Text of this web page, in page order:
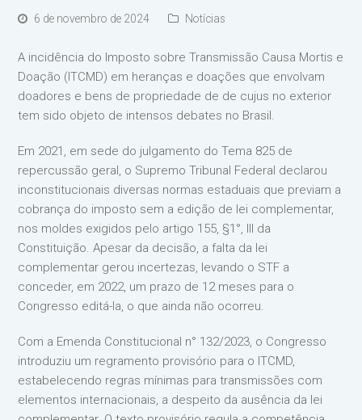
6 de novembro de 2024 Notícias
A incidência do Imposto sobre Transmissão Causa Mortis e
Doação (ITCMD) em heranças e doações que envolvam
doadores e bens de propriedade de de cujus no exterior
tem sido objeto de intensos debates no Brasil.
Em 2021, em sede do julgamento do Tema 825 de
repercussão geral, o Supremo Tribunal Federal declarou
inconstitucionais diversas normas estaduais que previam a
cobrança do imposto sem a edição de lei complementar,
nos moldes exigidos pelo artigo 155, §1°, III da
Constituição. Apesar da decisão, a falta da lei
complementar gerou incertezas, levando o STF a
conceder, em 2022, um prazo de 12 meses para o
Congresso editá-la, o que ainda não ocorreu.
Com a Emenda Constitucional n° 132/2023, o Congresso
introduziu um regramento provisório para o ITCMD,
estabelecendo regras mínimas para transmissões com
elementos internacionais, a despeito da ausência da lei